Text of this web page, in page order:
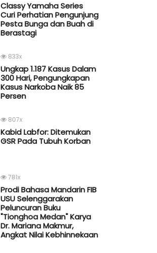
Classy Yamaha Series
Curi Perhatian Pengunjung
Pesta Bunga dan Buah di
Berastagi
833x
Ungkap 1.187 Kasus Dalam
300 Hari, Pengungkapan
Kasus Narkoba Naik 85
Persen
807x
Kabid Labfor: Ditemukan
GSR Pada Tubuh Korban
781x
Prodi Bahasa Mandarin FIB
USU Selenggarakan
Peluncuran Buku
"Tionghoa Medan" Karya
Dr. Mariana Makmur,
Angkat Nilai Kebhinnekaan